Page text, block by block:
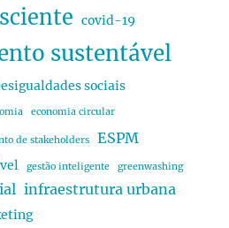
covid-19
sustentável
sociais
economia circular
de stakeholders ESPM
gestão inteligente greenwashing
infraestrutura urbana